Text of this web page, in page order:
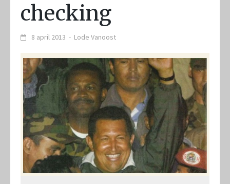
checking
8 april 2013 - Lode Vanoost